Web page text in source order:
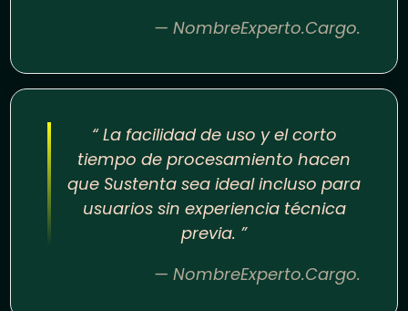
— NombreExperto.Cargo.
“ La facilidad de uso y el corto
tiempo de procesamiento hacen
que Sustenta sea ideal incluso para
usuarios sin experiencia técnica
previa. ”
— NombreExperto.Cargo.